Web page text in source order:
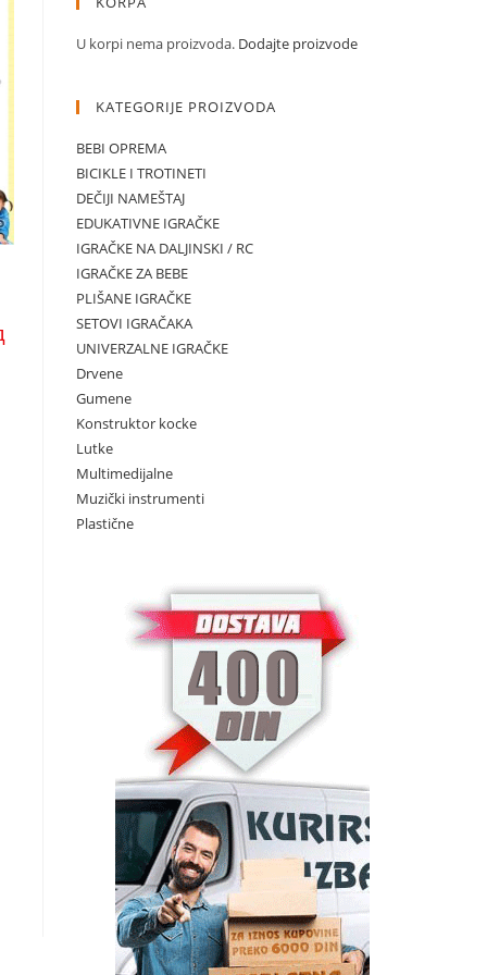
cena
1.990,00 рсд.
U korpi nema proizvoda. Dodajte proizvode
KATEGORIJE PROIZVODA
BEBI OPREMA
BICIKLE I TROTINETI
DEČIJI NAMEŠTAJ
EDUKATIVNE IGRAČKE
IGRAČKE NA DALJINSKI / RC
IGRAČKE ZA BEBE
PLIŠANE IGRAČKE
SETOVI IGRAČAKA
UNIVERZALNE IGRAČKE
Drvene
Gumene
Konstruktor kocke
Lutke
Multimedijalne
Muzički instrumenti
Plastične